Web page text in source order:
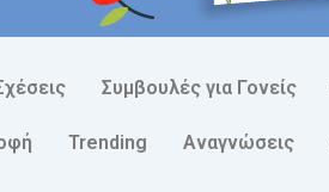
Συμβουλές για Γονείς
Trending Αναγνώσεις